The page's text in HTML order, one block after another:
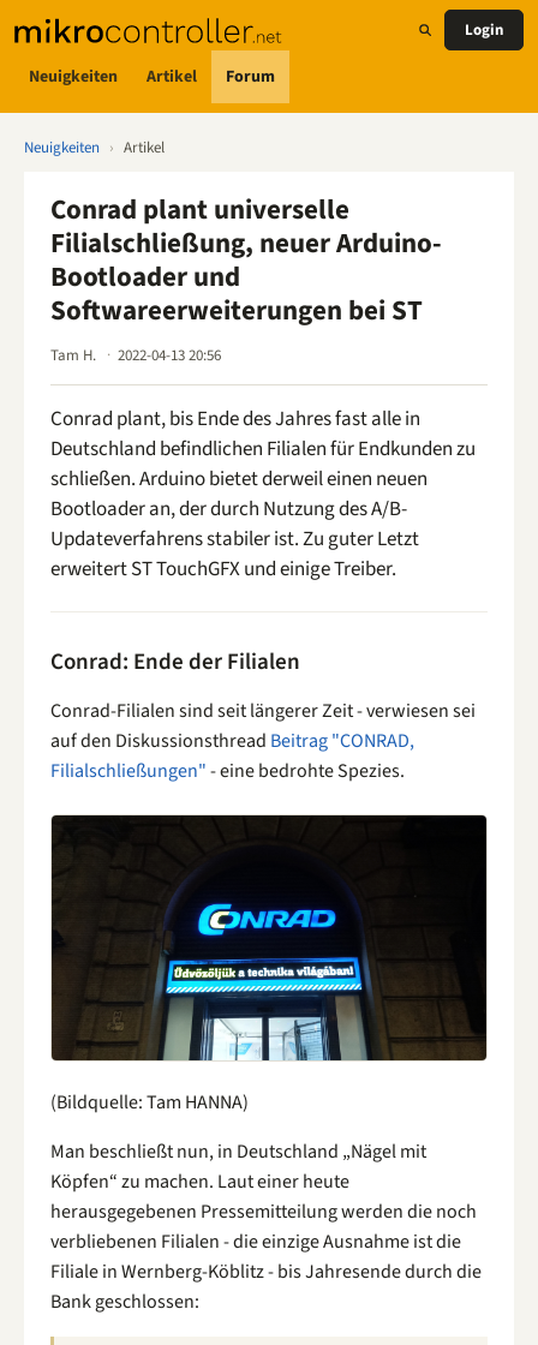
Neuigkeiten Artikel Forum
Login
Neuigkeiten › Artikel
Conrad plant universelle
Filialschließung, neuer Arduino-
Bootloader und
Softwareerweiterungen bei ST
Tam H. 2022-04-13 20:56
Conrad plant, bis Ende des Jahres fast alle in
Deutschland befindlichen Filialen für Endkunden zu
schließen. Arduino bietet derweil einen neuen
Bootloader an, der durch Nutzung des A/B-
Updateverfahrens stabiler ist. Zu guter Letzt
erweitert ST TouchGFX und einige Treiber.
Conrad: Ende der Filialen
Conrad-Filialen sind seit längerer Zeit - verwiesen sei
auf den Diskussionsthread Beitrag "CONRAD,
Filialschließungen"- eine bedrohte Spezies.
(Bildquelle: Tam HANNA)
Man beschließt nun, in Deutschland „Nägel mit
Köpfen“ zu machen. Laut einer heute
herausgegebenen Pressemitteilung werden die noch
verbliebenen Filialen - die einzige Ausnahme ist die
Filiale in Wernberg-Köblitz - bis Jahresende durch die
Bank geschlossen: